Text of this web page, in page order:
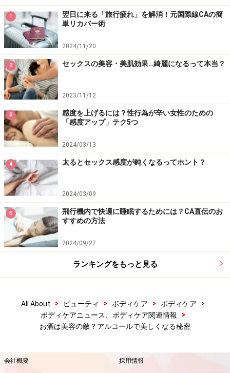
アセトアルデヒドが合成されるときに大量の活性酸素が
発生し、全身の細胞にダメージを与えてしまいます。
アセトアルデヒドは、すぐに酵素で分解されて酢酸とい
う無害な物質に変わりますが、遺伝的に、有害なアセト
アルデヒドを分解する力が強い人と弱い人がいます。ア
セトアルデヒドがなかなか分解されず残ってしまう人
は、お酒を飲んで気持ち悪くなったり気分が落ち込んだ
り、あとは顔がすぐに赤くなったりします。
「すぐに顔に出る」という人は、お酒はほどほどにした
ほうがよさそう。顔が真っ赤になっても飲み続けてしま
う……なんて人は要注意。体がフケていく、っていうだけ
ではなく、健康にもとってもよくないです。
アセトアルデヒドの有毒性を解消してくれるのは、野菜
に含まれる栄養素。「ファイトケミカル」と呼ばれる、
抗酸化力が非常に強い栄養素がありますが、これは、ア
す、数万種類ものファイトケミカルがあるといわれ、ひ
とつの野菜の中に数百種類は入っているといわれていま
す。アントシアニン、リコペン、カテキンなどの栄養素
くれるのは、赤色や黄色の野菜に多く含まれるファイト
1
翌日に来る「旅行疲れ」を解消！元国際線CAの簡
単リカバー術
2024/11/20
2 セックスの美容・美肌効果…綺麗になるって本当？
2023/11/12
3
感度を上げるには？性行為が辛い女性のための
「感度アップ」テク5つ
2024/03/13
4 太るとセックス感度が鈍くなるってホント？
2024/03/09
5
飛行機内で快適に睡眠するためには？CA直伝のお
すすめの方法
2024/09/27
ランキングをもっと見る
All About > ビューティ > ボディケア > ボディケア
>
ボディケアニュース、ボディケア関連情報
>
お酒は美容の敵？アルコールで美しくなる秘密
会社概要 採用情報